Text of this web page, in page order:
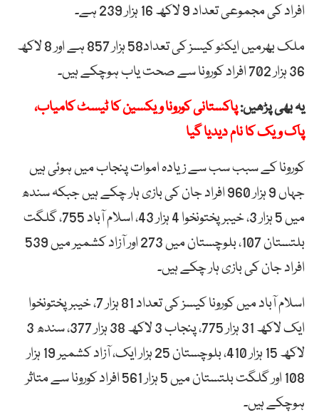
افراد کی مجموعی تعداد 9 لاکھ 16 ہزار 239 ہے۔
ملک بھرمیں ایکٹو کیسز کی تعداد58 ہزار 857 ہے اور 8 لاکھ
36 ہزار 702 افراد کورونا سے صحت یاب ہوچکے ہیں۔
یہ بھی پڑھیں:پاکستانی کورونا ویکسین کا ٹیسٹ کامیاب،
پاک ویک کا نام دیدیا گیا
کورونا کے سبب سب سے زیادہ اموات پنجاب میں ہوئی ہیں
جہاں 9 ہزار 960 افراد جان کی بازی ہار چکے ہیں جبکہ سندھ
میں 5 ہزار 3، خیبرپختونخوا 4 ہزار 43، اسلام آباد 755، گلگت
بلتستان 107، بلوچستان میں 273 اور آزاد کشمیر میں 539
افراد جان کی بازی ہار چکے ہیں۔
اسلام آباد میں کورونا کیسز کی تعداد 81 ہزار 7، خیبرپختونخوا
ایک لاکھ 31 ہزار 775، پنجاب 3 لاکھ 38 ہزار 377، سندھ 3
لاکھ 15 ہزار 410، بلوچستان 25 ہزار ایک، آزاد کشمیر 19 ہزار
108 اور گلگت بلتستان میں 5 ہزار 561 افراد کورونا سے متاثر
ہوچکے ہیں۔